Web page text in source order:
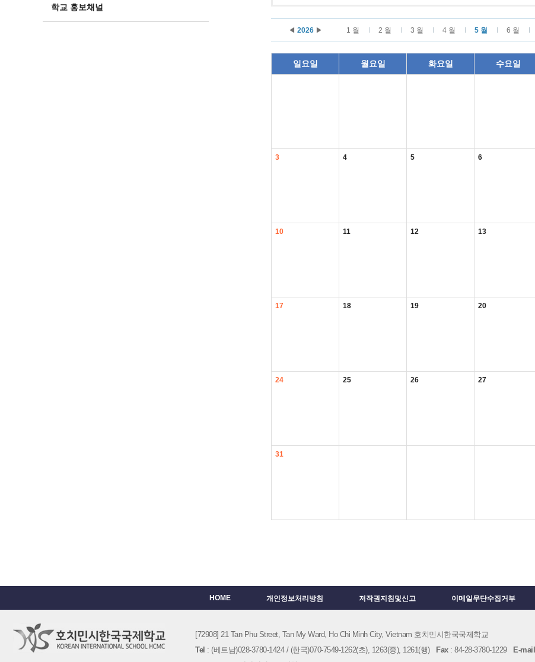
학교 홍보채널
◀ 2026 ▶ 1 월 2 월 3 월 4 월 5 월 6 월
일요일 월요일 화요일 수요일
3 4 5 6
10 11 12 13
17 18 19 20
24 25 26 27
31
HOME 개인정보처리방침 저작권지침및신고 이메일무단수집거부
[72908] 21 Tan Phu Street, Tan My Ward, Ho Chi Minh City, Vietnam 호치민시한국국제학교
Tel : (베트남)028-3780-1424 / (한국)070-7549-1262(초), 1263(중), 1261(행) Fax: 84-28-3780-1229 E-mail